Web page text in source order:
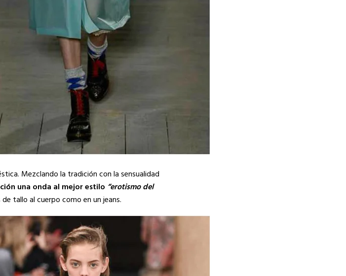
Mezclando la tradición con la sensualidad
una onda al mejor estilo “erotismo del
tallo al cuerpo como en un jeans.